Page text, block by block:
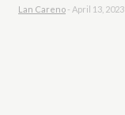
Lan Careno - April 13, 2023